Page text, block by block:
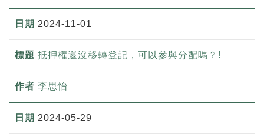
2024-11-01
抵押權還沒移轉登記，可以參與分配嗎？!
李思怡
2024-05-29